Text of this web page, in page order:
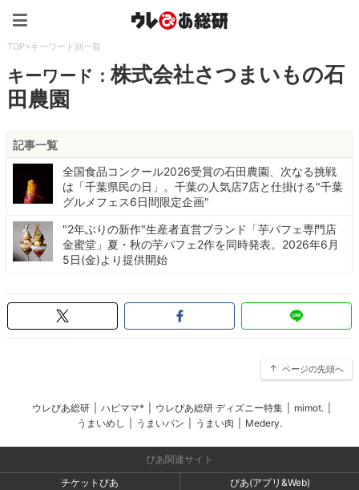
TOP>キーワード別一覧
キーワード：株式会社さつまいもの石
田農園
記事一覧
全国食品コンクール2026受賞の石田農園、次なる挑戦
は「千葉県民の日」。千葉の人気店7店と仕掛ける"千葉
グルメフェス6日間限定企画"
"2年ぶりの新作"生産者直営ブランド「芋パフェ専門店
金蜜堂」夏・秋の芋パフェ2作を同時発表。2026年6月
5日(金)より提供開始
ページの先頭へ
ウレぴあ総研 ハピママ* ウレぴあ総研 ディズニー特集 mimot.
うまいめし
うまいパン うまい肉 Medery.
ぴあ関連サイト
チケットぴあ
ぴあ(アプリ&Web)